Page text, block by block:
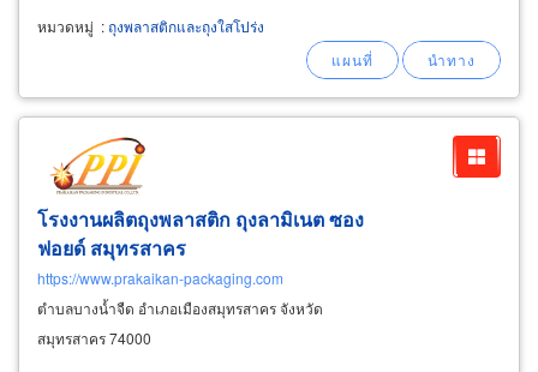
หมวดหมู่ : ถุงพลาสติกและถุงใสโปร่ง
โรงงานผลิตถุงพลาสติก ถุงลามิเนต ซอง
ฟอยด์ สมุทรสาคร
https://www.prakaikan-packaging.com
ตำบลบางน้ำจืด อำเภอเมืองสมุทรสาคร จังหวัด
สมุทรสาคร 74000